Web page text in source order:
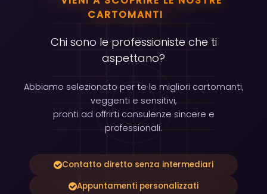
CARTOMANTI
Chi sono le professioniste che ti
aspettano?
Abbiamo selezionato per te le migliori cartomanti,
veggenti e sensitivi,
pronti ad offrirti consulenze sincere e
professionali.
Contatto diretto senza intermediari
Appuntamenti personalizzati